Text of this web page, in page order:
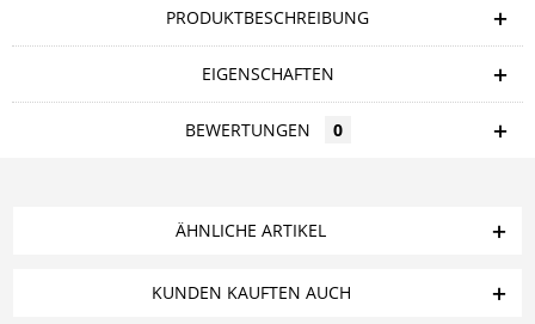
PRODUKTBESCHREIBUNG
EIGENSCHAFTEN
BEWERTUNGEN 0
ÄHNLICHE ARTIKEL
KUNDEN KAUFTEN AUCH